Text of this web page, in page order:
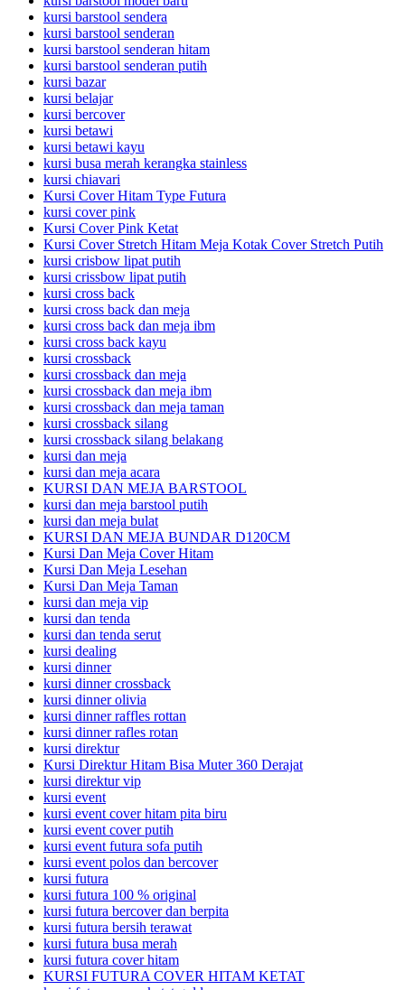
kursi barstool sendera
kursi barstool senderan
kursi barstool senderan hitam
kursi barstool senderan putih
kursi bazar
kursi belajar
kursi bercover
kursi betawi
kursi betawi kayu
kursi busa merah kerangka stainless
kursi chiavari
Kursi Cover Hitam Type Futura
kursi cover pink
Kursi Cover Pink Ketat
Kursi Cover Stretch Hitam Meja Kotak Cover Stretch Putih
kursi crisbow lipat putih
kursi crissbow lipat putih
kursi cross back
kursi cross back dan meja
kursi cross back dan meja ibm
kursi cross back kayu
kursi crossback
kursi crossback dan meja
kursi crossback dan meja ibm
kursi crossback dan meja taman
kursi crossback silang
kursi crossback silang belakang
kursi dan meja
kursi dan meja acara
KURSI DAN MEJA BARSTOOL
kursi dan meja barstool putih
kursi dan meja bulat
KURSI DAN MEJA BUNDAR D120CM
Kursi Dan Meja Cover Hitam
Kursi Dan Meja Lesehan
Kursi Dan Meja Taman
kursi dan meja vip
kursi dan tenda
kursi dan tenda serut
kursi dealing
kursi dinner
kursi dinner crossback
kursi dinner olivia
kursi dinner raffles rottan
kursi dinner rafles rotan
kursi direktur
Kursi Direktur Hitam Bisa Muter 360 Derajat
kursi direktur vip
kursi event
kursi event cover hitam pita biru
kursi event cover putih
kursi event futura sofa putih
kursi event polos dan bercover
kursi futura
kursi futura 100 % original
kursi futura bercover dan berpita
kursi futura bersih terawat
kursi futura busa merah
kursi futura cover hitam
KURSI FUTURA COVER HITAM KETAT